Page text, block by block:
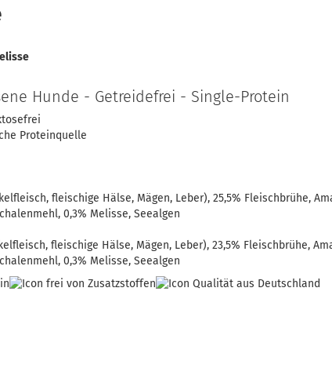
Hunde - Getreidefrei - Single-Protein
Proteinquelle
fleischige Hälse, Mägen, Leber), 25,5% Fleischbrühe,
0,3% Melisse, Seealgen
fleischige Hälse, Mägen, Leber), 23,5% Fleischbrühe,
0,3% Melisse, Seealgen